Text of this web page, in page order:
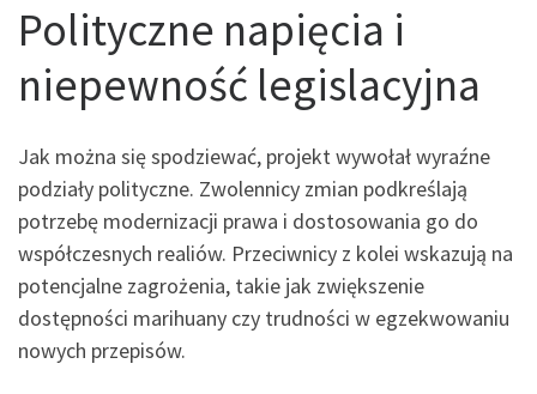
Polityczne napięcia i
niepewność legislacyjna
Jak można się spodziewać, projekt wywołał wyraźne
podziały polityczne. Zwolennicy zmian podkreślają
potrzebę modernizacji prawa i dostosowania go do
współczesnych realiów. Przeciwnicy z kolei wskazują na
potencjalne zagrożenia, takie jak zwiększenie
dostępności marihuany czy trudności w egzekwowaniu
nowych przepisów.